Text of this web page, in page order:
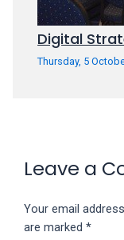
Digital
Thursday, 5
Leave a
Your email
are marked*